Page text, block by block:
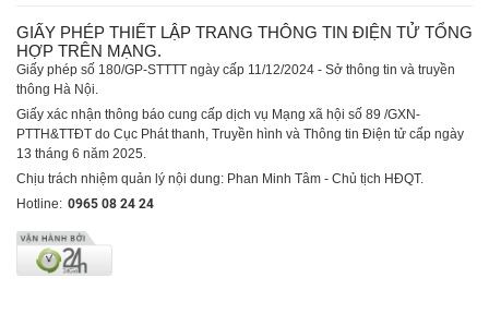
GIẤY PHÉP THIẾT LẬP TRANG THÔNG TIN ĐIỆN TỬ TỔNG
HỢP TRÊN MẠNG.
Giấy phép số 180/GP-STTTT ngày cấp 11/12/2024 - Sở thông tin và truyền
thông Hà Nội.
Giấy xác nhận thông báo cung cấp dịch vụ Mạng xã hội số 89 /GXN-
PTTH&TTĐT do Cục Phát thanh, Truyền hình và Thông tin Điện tử cấp ngày
13 tháng 6 năm 2025.
Chịu trách nhiệm quản lý nội dung: Phan Minh Tâm - Chủ tịch HĐQT.
Hotline: 0965 08 24 24